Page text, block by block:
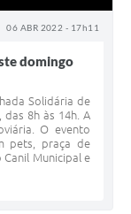
06 ABR 2022 - 17h11
domingo
Solidária de
8h às 14h. A
O evento
pets, praça de
Municipal e